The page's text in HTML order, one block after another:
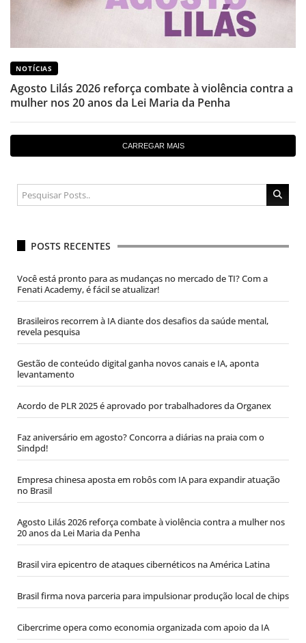
NOTÍCIAS
Agosto Lilás 2026 reforça combate à violência contra a
mulher nos 20 anos da Lei Maria da Penha
CARREGAR MAIS
POSTS RECENTES
Você está pronto para as mudanças no mercado de TI? Com a
Fenati Academy, é fácil se atualizar!
Brasileiros recorrem à IA diante dos desafios da saúde mental,
revela pesquisa
Gestão de conteúdo digital ganha novos canais e IA, aponta
levantamento
Acordo de PLR 2025 é aprovado por trabalhadores da Organex
Faz aniversário em agosto? Concorra a diárias na praia com o
Sindpd!
Empresa chinesa aposta em robôs com IA para expandir atuação
no Brasil
Agosto Lilás 2026 reforça combate à violência contra a mulher nos
20 anos da Lei Maria da Penha
Brasil vira epicentro de ataques cibernéticos na América Latina
Brasil firma nova parceria para impulsionar produção local de chips
Cibercrime opera como economia organizada com apoio da IA